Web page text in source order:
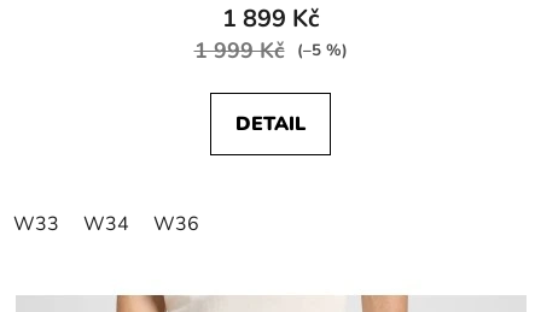
1 899 Kč
1 999 Kč (–5 %)
DETAIL
W33 W34 W36